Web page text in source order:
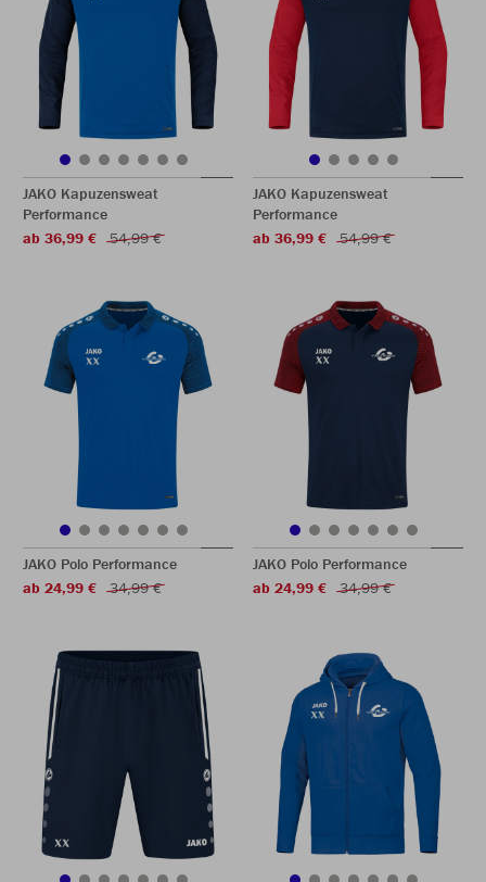
JAKO Kapuzensweat
Performance
ab 36,99 €
54,99 €
JAKO Kapuzensweat
Performance
ab 36,99 €
54,99 €
JAKO Polo Performance
ab 24,99 €
34,99 €
JAKO Polo Performance
ab 24,99 €
34,99 €